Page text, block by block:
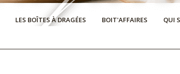
LES BOÎTES À DRAGÉES BOIT'AFFAIRES QUI